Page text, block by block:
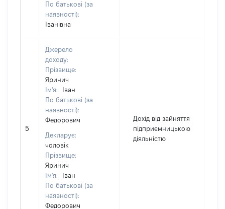
По батькові (за
наявності):
Іванівна
5
Джерело
доходу:
Прізвище:
Яринич
Ім'я:
Іван
По батькові (за
наявності):
Федорович
Декларує:
чоловік
Прізвище:
Яринич
Ім'я:
Іван
По батькові (за
наявності):
Федорович
Дохід від зайняття
підприємницькою
діяльністю